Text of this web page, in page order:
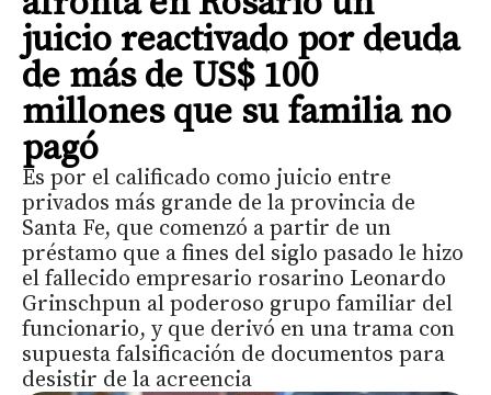
juicio reactivado por deuda
de más de US$ 100
millones que su familia no
pagó
Es por el calificado como juicio entre
privados más grande de la provincia de
Santa Fe, que comenzó a partir de un
préstamo que a fines del siglo pasado le hizo
el fallecido empresario rosarino Leonardo
Grinschpun al poderoso grupo familiar del
funcionario, y que derivó en una trama con
supuesta falsificación de documentos para
desistir de la acreencia